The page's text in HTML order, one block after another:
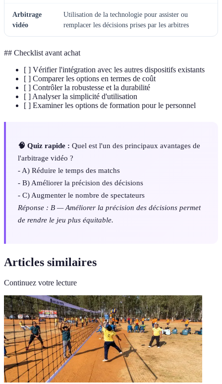
Arbitrage
vidéo
Utilisation de la technologie pour assister ou
remplacer les décisions prises par les arbitres
## Checklist avant achat
[ ] Vérifier l'intégration avec les autres dispositifs existants
[ ] Comparer les options en termes de coût
[ ] Contrôler la robustesse et la durabilité
[ ] Analyser la simplicité d'utilisation
[ ] Examiner les options de formation pour le personnel
🧠 Quiz rapide : Quel est l'un des principaux avantages de
l'arbitrage vidéo ?
- A) Réduire le temps des matchs
- B) Améliorer la précision des décisions
- C) Augmenter le nombre de spectateurs
Réponse : B — Améliorer la précision des décisions permet
de rendre le jeu plus équitable.
Articles similaires
Continuez votre lecture